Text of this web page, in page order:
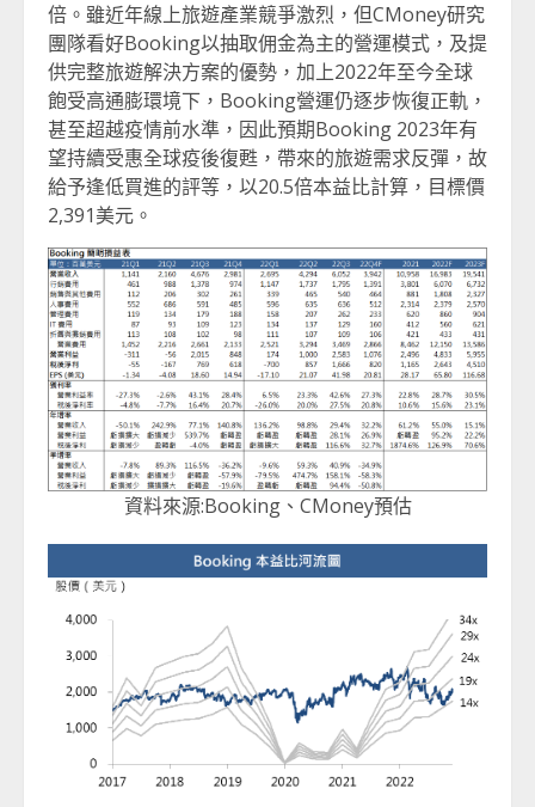
倍。雖近年線上旅遊產業競爭激烈，但CMoney研究
團隊看好Booking以抽取佣金為主的營運模式，及提
供完整旅遊解決方案的優勢，加上2022年至今全球
飽受高通膨環境下，Booking營運仍逐步恢復正軌，
甚至超越疫情前水準，因此預期Booking 2023年有
望持續受惠全球疫後復甦，帶來的旅遊需求反彈，故
給予逢低買進的評等，以20.5倍本益比計算，目標價
2,391美元。
資料來源:Booking、CMoney預估